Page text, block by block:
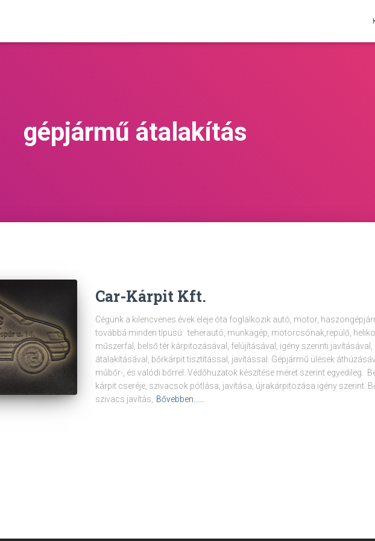
gépjármű átalakítás
Car-Kárpit Kft.
Cégünk a kilencvenes évek eleje óta foglalkozik autó, motor,
továbbá minden típusú teherautó, munkagép, motorcsónak,repülő,
műszerfal, belső tér kárpitozásával, felújításával, igény szerinti javításával,
átalakításával, bőrkárpit tisztítással, javítással. Gépjármű ülések
műbőr-, és valódi bőrrel. Védőhuzatok készítése méret szerint egyedileg.
kárpit cseréje, szivacsok pótlása, javítása, újrakárpitozása igény szerint.
szivacs javítás,
Bővebben……